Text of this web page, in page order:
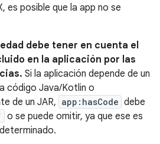
es posible que la app no se
debe tener en cuenta el
en la aplicación por las
Si la aplicación depende de un
código Java/Kotlin o
de un JAR, app:hasCode debe
o se puede omitir, ya que ese es